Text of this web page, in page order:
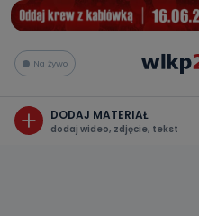
Na żywo
DODAJ MATERIAŁ
dodaj wideo, zdjęcie, tekst